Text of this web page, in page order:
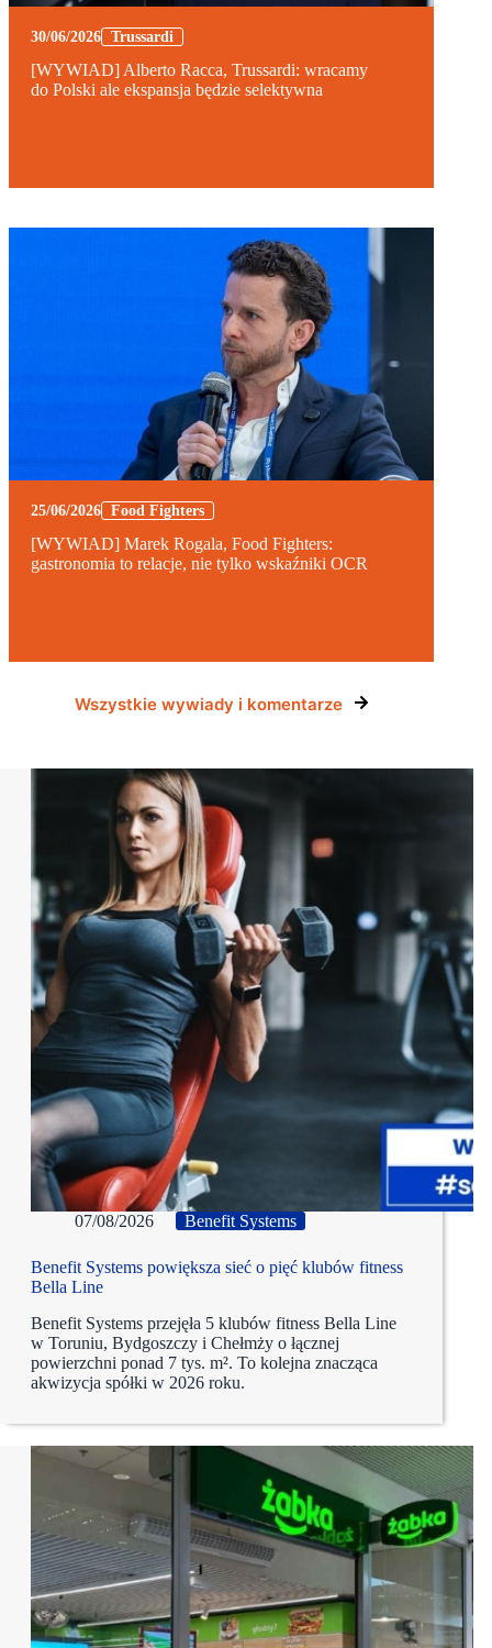
30/06/2026 Trussardi
[WYWIAD] Alberto Racca, Trussardi: wracamy
do Polski ale ekspansja będzie selektywna
25/06/2026 Food Fighters
[WYWIAD] Marek Rogala, Food Fighters:
gastronomia to relacje, nie tylko wskaźniki OCR
Wszystkie wywiady i komentarze
07/08/2026 Benefit Systems
Benefit Systems powiększa sieć o pięć klubów fitness
Bella Line
Benefit Systems przejęła 5 klubów fitness Bella Line
w Toruniu, Bydgoszczy i Chełmży o łącznej
powierzchni ponad 7 tys. m². To kolejna znacząca
akwizycja spółki w 2026 roku.